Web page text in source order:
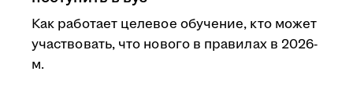
Как работает целевое обучение, кто может
участвовать, что нового в правилах в 2026-
м.